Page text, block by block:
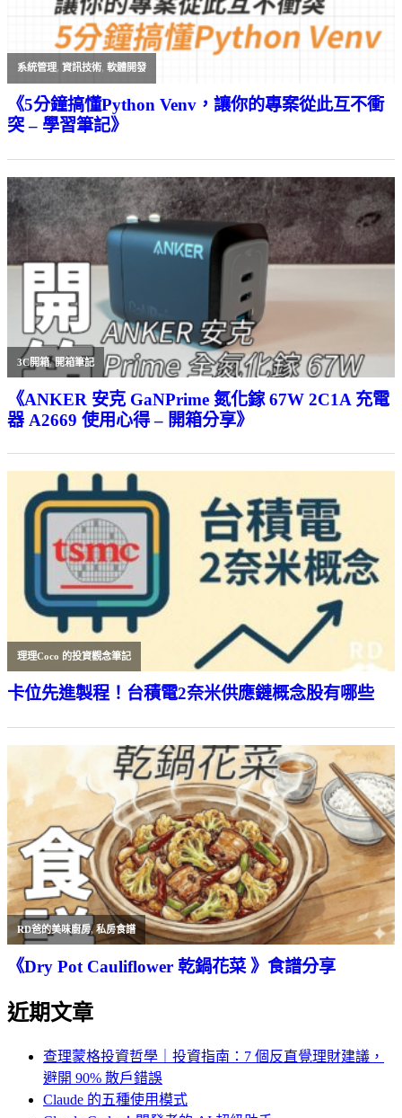
系統管理,資訊技術,軟體開發
《5分鐘搞懂Python Venv，讓你的專案從此互不衝
突 – 學習筆記》
3C開箱,開箱筆記
《ANKER 安克 GaNPrime 氮化鎵 67W 2C1A 充電
器 A2669 使用心得 – 開箱分享》
理理Coco 的投資觀念筆記
卡位先進製程！台積電2奈米供應鏈概念股有哪些
RD爸的美味廚房,私房食譜
《Dry Pot Cauliflower 乾鍋花菜 》食譜分享
近期文章
查理蒙格投資哲學｜投資指南：7 個反直覺理財建議，
避開 90% 散戶錯誤
Claude 的五種使用模式